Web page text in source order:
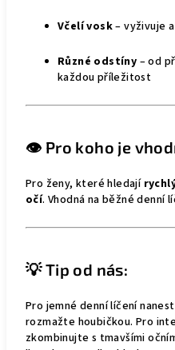
Včelí vosk– vyživuje
Různé odstíny – od
každou příležitost
👁️ Pro koho je
Pro ženy, které hledají
očí. Vhodná na běžné denní
💡 Tip od nás:
Pro jemné denní líčení
rozmažte houbičkou. Pro
zkombinujte s tmavšími